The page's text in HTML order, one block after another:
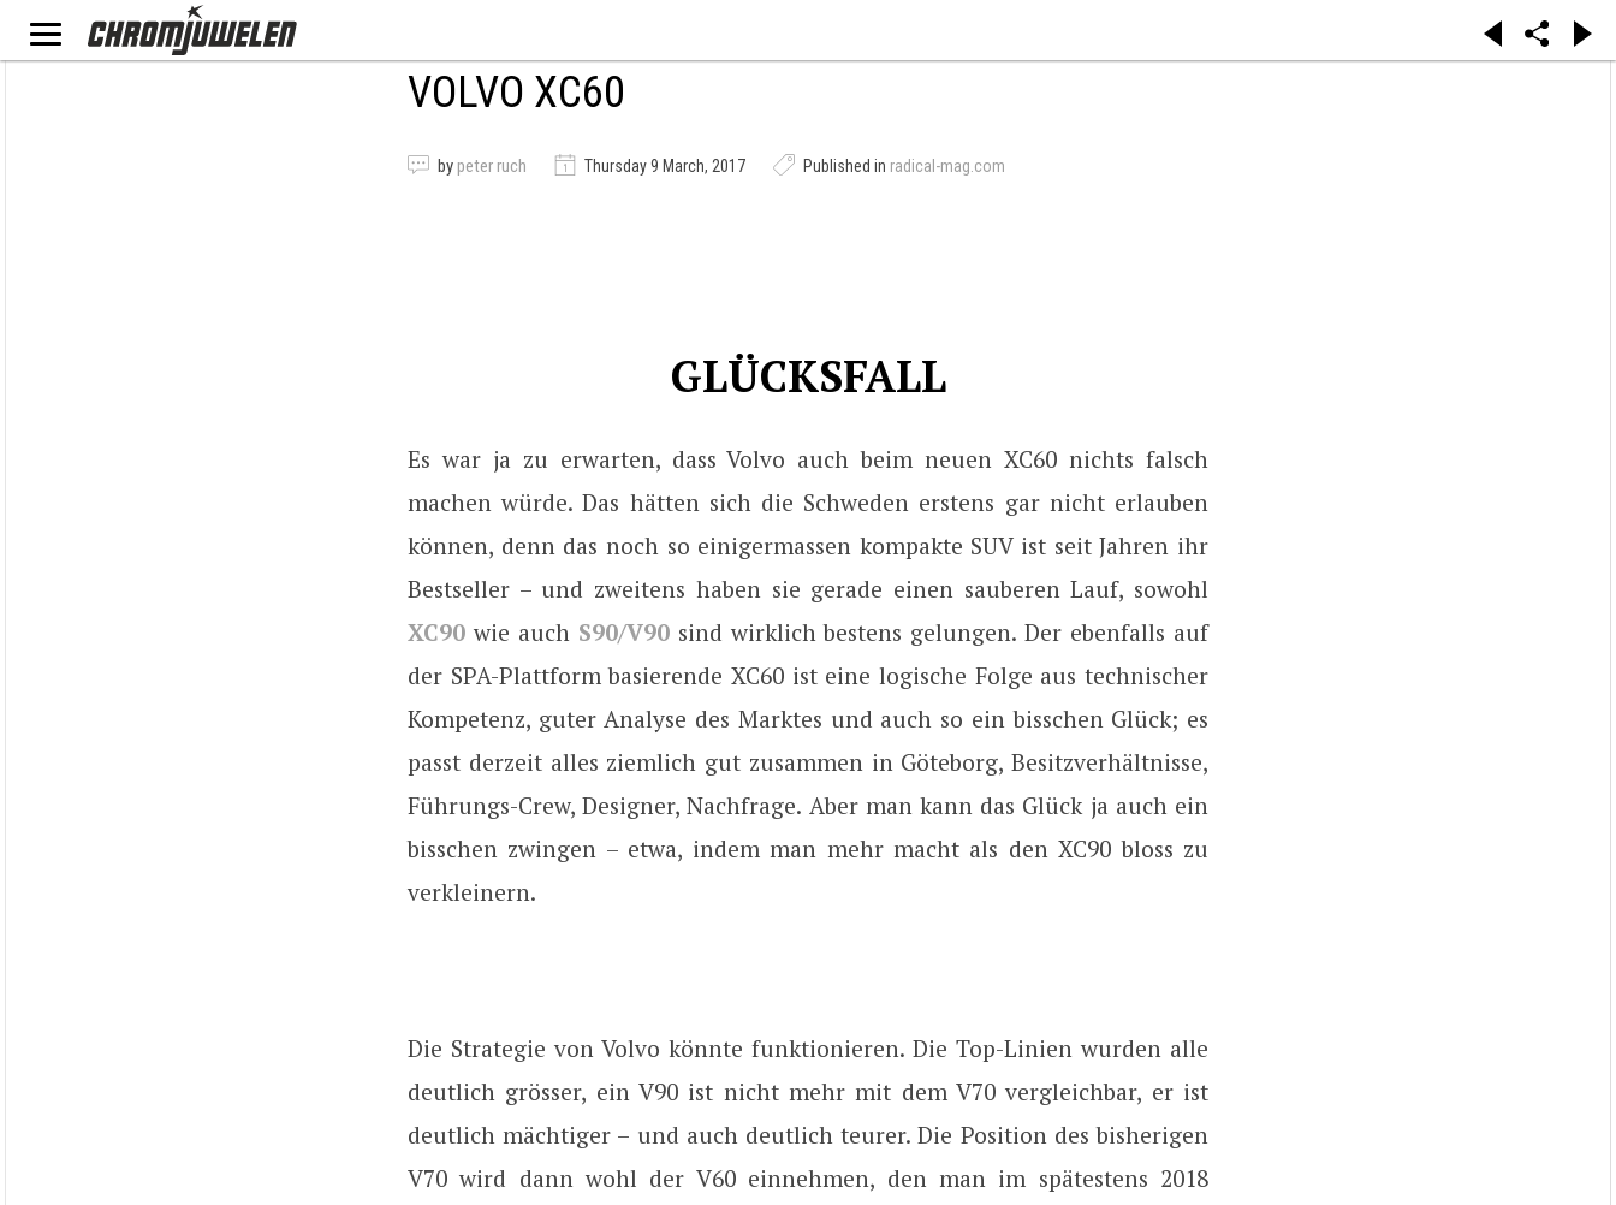
VOLVO XC60
by peter ruch Thursday 9 March, 2017 Published in radical-mag.com
GLÜCKSFALL
Es war ja zu erwarten, dass Volvo auch beim neuen XC60 nichts falsch
machen würde. Das hätten sich die Schweden erstens gar nicht erlauben
können, denn das noch so einigermassen kompakte SUV ist seit Jahren ihr
Bestseller – und zweitens haben sie gerade einen sauberen Lauf, sowohl
XC90 wie auch S90/V90sind wirklich bestens gelungen. Der ebenfalls auf
der SPA-Plattform basierende XC60 ist eine logische Folge aus technischer
Kompetenz, guter Analyse des Marktes und auch so ein bisschen Glück; es
passt derzeit alles ziemlich gut zusammen in Göteborg, Besitzverhältnisse,
Führungs-Crew, Designer, Nachfrage. Aber man kann das Glück ja auch ein
bisschen zwingen – etwa, indem man mehr macht als den XC90 bloss zu
verkleinern.
Die Strategie von Volvo könnte funktionieren. Die Top-Linien wurden alle
deutlich grösser, ein V90 ist nicht mehr mit dem V70 vergleichbar, er ist
deutlich mächtiger – und auch deutlich teurer. Die Position des bisherigen
V70 wird dann wohl der V60 einnehmen, den man im spätestens 2018